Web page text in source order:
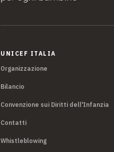
UNICEF ITALIA
Organizzazione
Bilancio
Convenzione sui Diritti dell'Infanzia
Contatti
Whistleblowing